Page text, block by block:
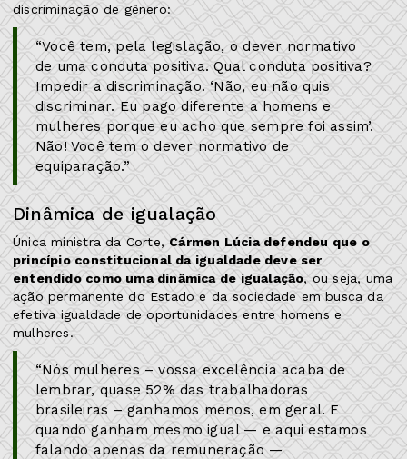
discriminação de gênero:
“Você tem, pela legislação, o dever normativo
de uma conduta positiva. Qual conduta positiva?
Impedir a discriminação. ‘Não, eu não quis
discriminar. Eu pago diferente a homens e
mulheres porque eu acho que sempre foi assim’.
Não! Você tem o dever normativo de
equiparação.”
Dinâmica de igualação
Única ministra da Corte, Cármen Lúcia defendeu que o
princípio constitucional da igualdade deve ser
entendido como uma dinâmica de igualação, ou seja, uma
ação permanente do Estado e da sociedade em busca da
efetiva igualdade de oportunidades entre homens e
mulheres.
“Nós mulheres – vossa excelência acaba de
lembrar, quase 52% das trabalhadoras
brasileiras – ganhamos menos, em geral. E
quando ganham mesmo igual — e aqui estamos
falando apenas da remuneração —